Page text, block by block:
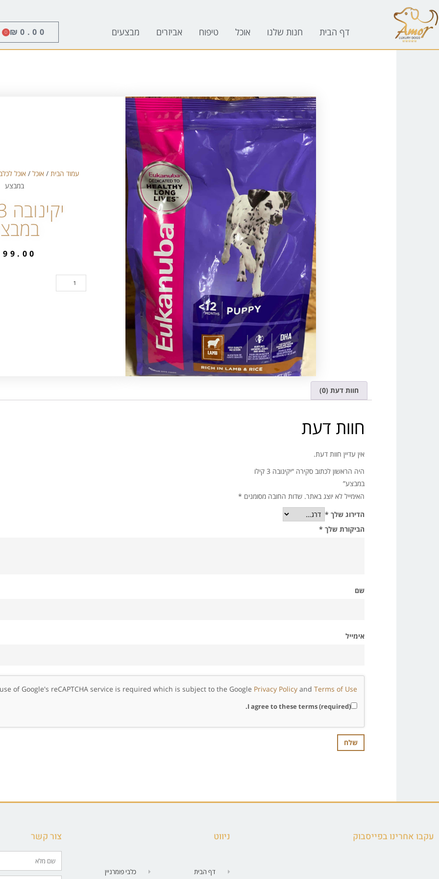
דף הבית חנות שלנו אוכל טיפוח אביזרים מבצעים ₪0.00
0
עמוד הבית/ אוכל/ אוכל
במבצע
יקינובה 3 קילו
99.00
חוות דעת (0)
חוות דעת
אין עדיין חוות דעת.
היה הראשון לכתוב סקירה “יקינובה 3 קילו
במבצע”
האימייל לא יוצג באתר. שדות החובה מסומנים *
הדירוג שלך *
הביקורת שלך *
שם
אימייל
of Google's reCAPTCHA service is required which is subject to the Google Privacy Policy and Terms of Use
I agree to these terms (required).
עקבו אחרינו בפייסבוק ניווט
דף הבית כלבי פומרניין
צור קשר